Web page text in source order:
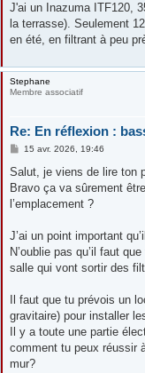
J'ai un Inazuma ITF120,
la terrasse). Seulement
en été, en filtrant à peu
Stephane
Membre associatif
Re: En réflexion :
M
s
a
g
15 avr. 2026, 19:46
Salut, je viens de lire ton
Bravo ça va sûrement
l’emplacement ?
J’ai un point important
N’oublie pas qu’il faut
salle qui vont sortir des
Il faut que tu prévois un
gravitaire) pour installer
Il y a toute une partie
comment tu peux réussir
mur?